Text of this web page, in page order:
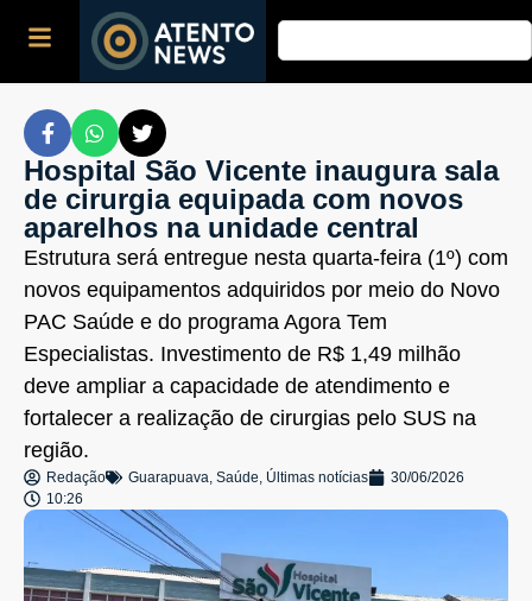
Hospital São Vicente inaugura sala
de cirurgia equipada com novos
aparelhos na unidade central
Estrutura será entregue nesta quarta-feira (1º) com
novos equipamentos adquiridos por meio do Novo
PAC Saúde e do programa Agora Tem
Especialistas. Investimento de R$ 1,49 milhão
deve ampliar a capacidade de atendimento e
fortalecer a realização de cirurgias pelo SUS na
região.
Redação Guarapuava, Saúde, Últimas notícias
30/06/2026
10:26